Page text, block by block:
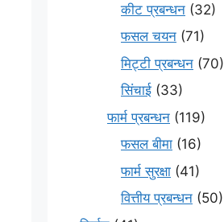
कीट प्रबन्धन (32)
फसल चयन (71)
मि‌ट्टी प्रबन्धन (70)
सिंचाई (33)
फार्म प्रबन्धन (119)
फसल बीमा (16)
फार्म सुरक्षा (41)
वित्तीय प्रबन्धन (50)